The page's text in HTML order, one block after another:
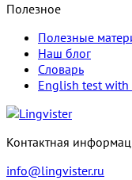
Полезное
Полезные
Наш блог
Словарь
English test with
Контактная
info@lingvister.ru